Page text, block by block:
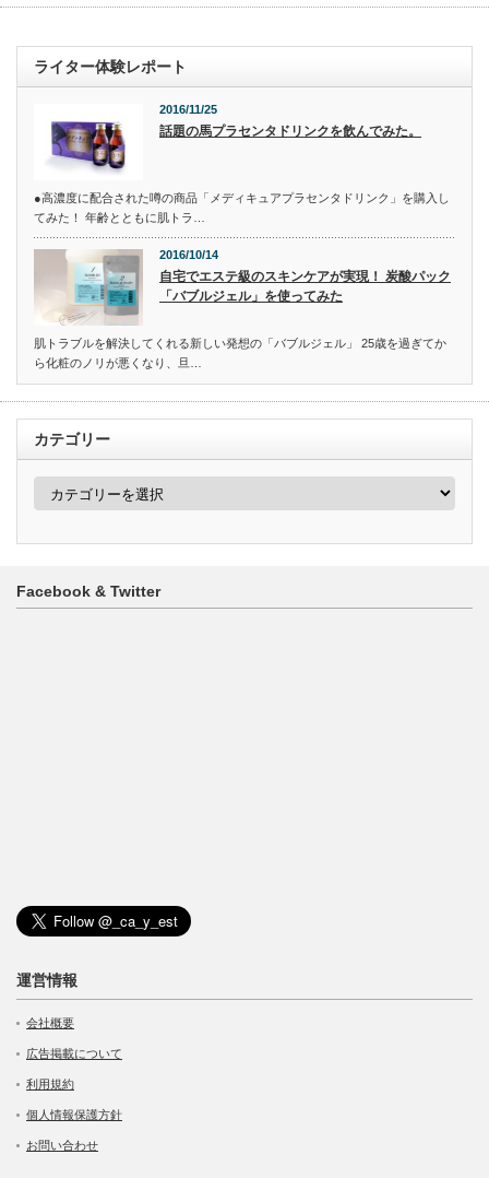
ライター体験レポート
2016/11/25
話題の馬プラセンタドリンクを飲んでみた。
●高濃度に配合された噂の商品「メディキュアプラセンタドリンク」を購入し
てみた！ 年齢とともに肌トラ…
2016/10/14
自宅でエステ級のスキンケアが実現！ 炭酸パック
「バブルジェル」を使ってみた
肌トラブルを解決してくれる新しい発想の「バブルジェル」 25歳を過ぎてか
ら化粧のノリが悪くなり、旦…
カテゴリー
カ
ー
Facebook & Twitter
運営情報
会社概要
広告掲載について
利用規約
個人情報保護方針
お問い合わせ